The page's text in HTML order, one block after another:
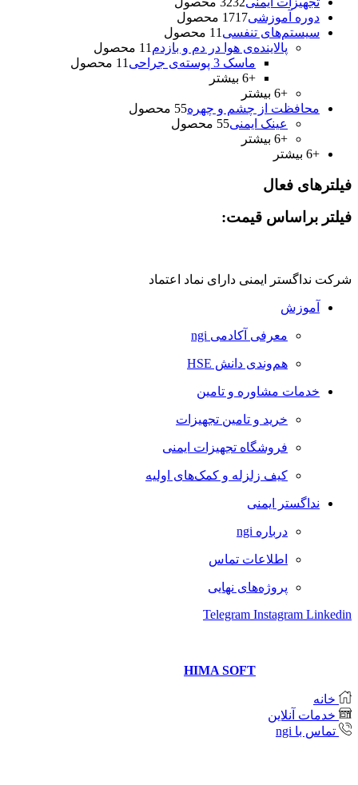
دوره آموزشی
1717 محصول
سیستم‌های تنفسی
1 1 محصول
پالاینده‌ی هوا در دم و بازدم
1 1 محصول
ماسک 3 پوسته‌‌ی جراحی
1 1 محصول
+6 بیشتر
+6 بیشتر
محافظت از چشم و چهره 55 محصول
عینک ايمنی 55 محصول
+6 بیشتر
+6 بیشتر
فیلترهای فعال
فیلتر براساس قیمت:
شرکت نداگستر ایمنی دارای نماد اعتماد
آموزش
معرفی آکادمی ngi
هم‌وندی دانش HSE
خدمات مشاوره و تامین
خرید و تامین تجهیزات
فروشگاه تجهیزات ایمنی
کیف زلزله و کمک‌های اولیه
نداگستر ایمنی
درباره ngi
اطلاعات تماس
پروژه‌های نهایی
Telegram Instagram Linkedin
HIMA SOFT
خانه
خدمات آنلاین
تماس با ngi